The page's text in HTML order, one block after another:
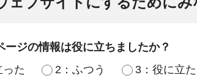
ージの情報は役に立ちましたか？
った
2：ふつう 3：役に立